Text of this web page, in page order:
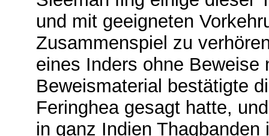
und mit geeigneten
Zusammenspiel zu
eines Inders ohne
Beweismaterial bestätigte
Feringhea gesagt hatte,
in ganz Indien